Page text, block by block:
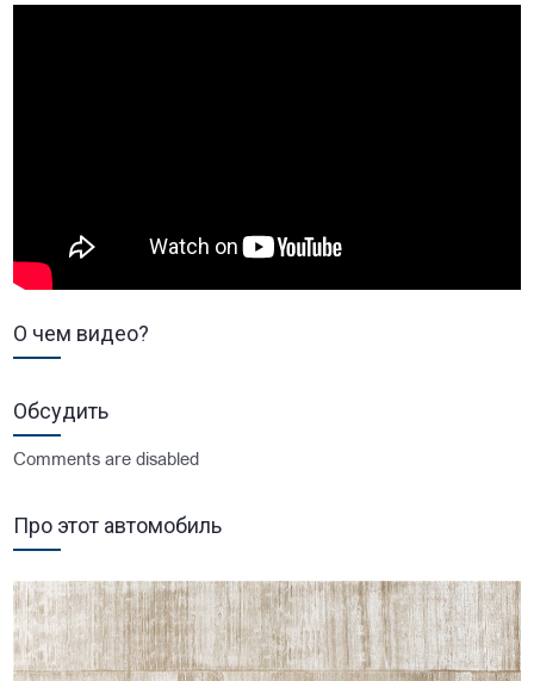
О чем видео?
Обсудить
Comments are disabled
Про этот автомобиль